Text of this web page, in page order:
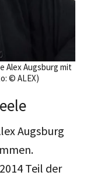
Alex Augsburg mit
© ALEX)
Augsburg
Teil der